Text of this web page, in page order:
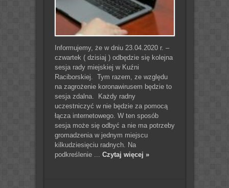
Informujemy, że w dniu 23.04.2020 r. –
czwartek ( dzisiaj ) odbędzie się kolejna
sesja rady miejskiej w Kuźni
Raciborskiej. Tym razem, ze względu
na zagrożenie koronawirusem będzie to
sesja zdalna. Każdy radny
uczestniczyć w nie będzie za pomocą
łącza internetowego. W ten sposób
sesja może się odbyć a nie ma potrzeby
gromadzenia w jednym miejscu
kilkudziesięciu radnych. Na
podkreślenie ... Czytaj więcej »